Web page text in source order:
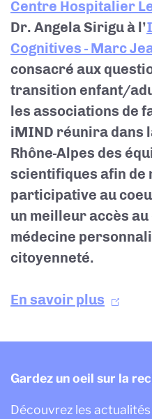
Centre Hospitalier
Dr. Angela Sirigu à l’
Cognitives - Marc
consacré aux
transition enfant/
les associations de
iMIND réunira dans
Rhône-Alpes des
scientifiques afin de
participative au
un meilleur accès
médecine
citoyenneté.
En savoir plus
Gardez un oeil sur la
Découvrez les